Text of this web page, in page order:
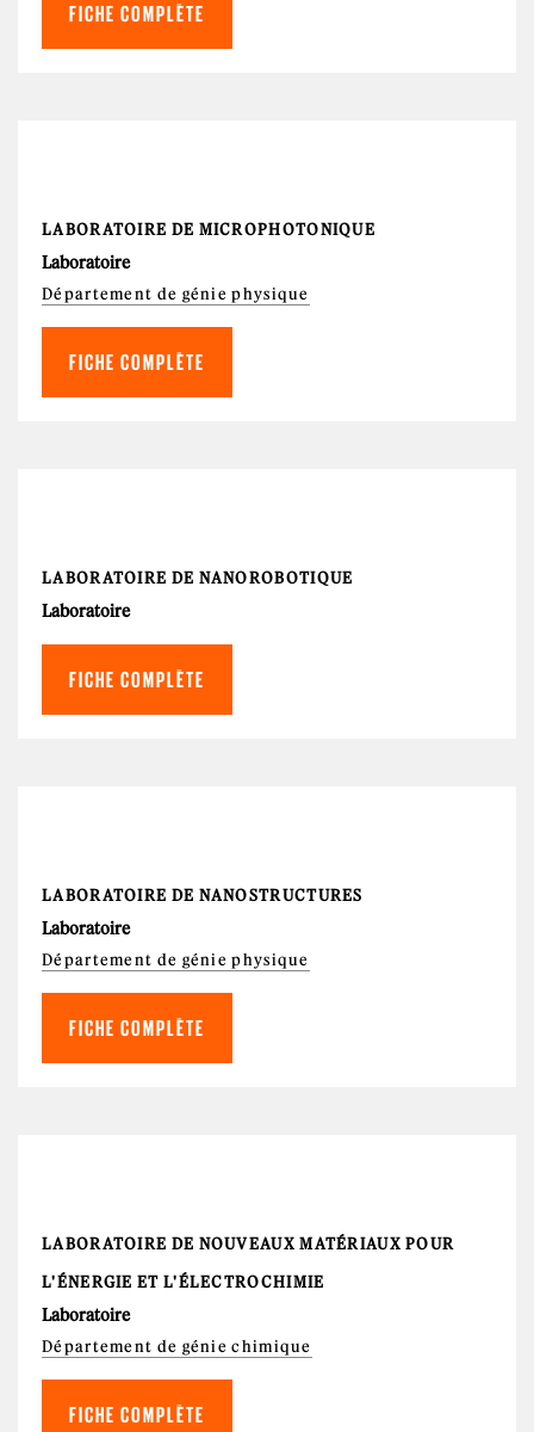
FICHE COMPLÈTE
LABORATOIRE DE MICROPHOTONIQUE
Laboratoire
Département de génie physique
FICHE COMPLÈTE
LABORATOIRE DE NANOROBOTIQUE
Laboratoire
FICHE COMPLÈTE
LABORATOIRE DE NANOSTRUCTURES
Laboratoire
Département de génie physique
FICHE COMPLÈTE
LABORATOIRE DE NOUVEAUX MATÉRIAUX POUR
L'ÉNERGIE ET L'ÉLECTROCHIMIE
Laboratoire
Département de génie chimique
FICHE COMPLÈTE